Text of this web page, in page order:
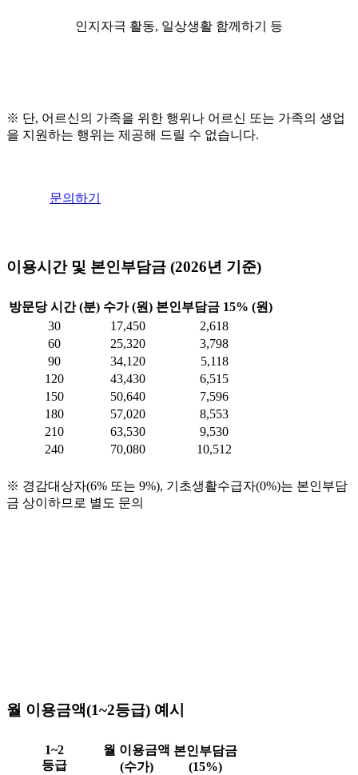
인지자극 활동, 일상생활 함께하기 등
※ 단, 어르신의 가족을 위한 행위나 어르신 또는 가족의 생업
을 지원하는 행위는 제공해 드릴 수 없습니다.
문의하기
이용시간 및 본인부담금 (2026년 기준)
방문당 시간 (분) 수가 (원) 본인부담금 15% (원)
30
17,450
2,618
60
25,320
3,798
90
34,120
5,118
120
43,430
6,515
150
50,640
7,596
180
57,020
8,553
210
63,530
9,530
240
70,080 10,512
※ 경감대상자(6% 또는 9%), 기초생활수급자(0%)는 본인부담
금 상이하므로 별도 문의
월 이용금액(1~2등급) 예시
1~2
등급
월 이용금액
(수가)
본인부담금
(15%)